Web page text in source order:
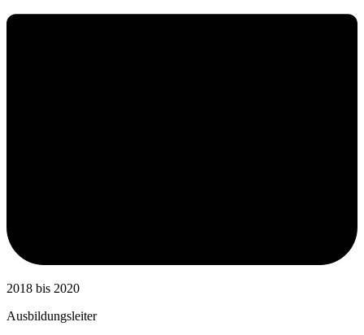
2018 bis 2020
Ausbildungsleiter